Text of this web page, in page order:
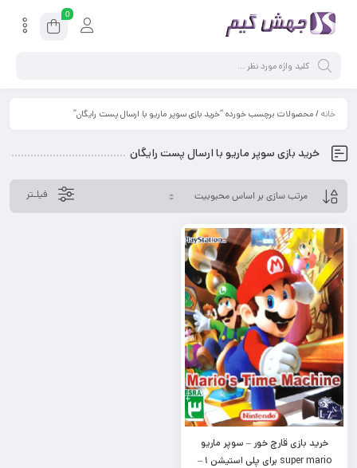
0
خانه / محصولات برچسب خورده “خرید بازی سوپر ماریو با ارسال پست رایگان”
خرید بازی سوپر ماریو با ارسال پست رایگان
فیلـتر
خرید بازی قارچ خور – سوپر ماریو
super mario برای پلی استیشن ۱ –